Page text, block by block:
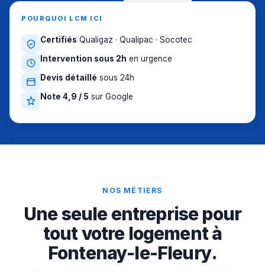
POURQUOI LCM ICI
Certifiés Qualigaz · Qualipac · Socotec
Intervention sous 2h en urgence
Devis détaillé sous 24h
Note 4,9 / 5 sur Google
NOS MÉTIERS
Une seule entreprise pour
tout votre logement à
Fontenay-le-Fleury.